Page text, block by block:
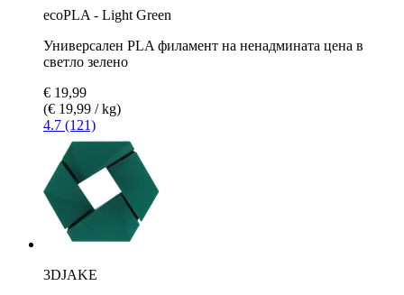
ecoPLA - Light Green
Универсален PLA филамент на ненадмината цена в
светло зелено
€ 19,99
(€ 19,99 / kg)
4.7 (121)
3DJAKE